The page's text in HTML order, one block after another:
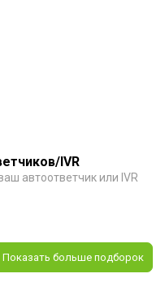
IVR
автоответчик или IVR
Показать больше подборок